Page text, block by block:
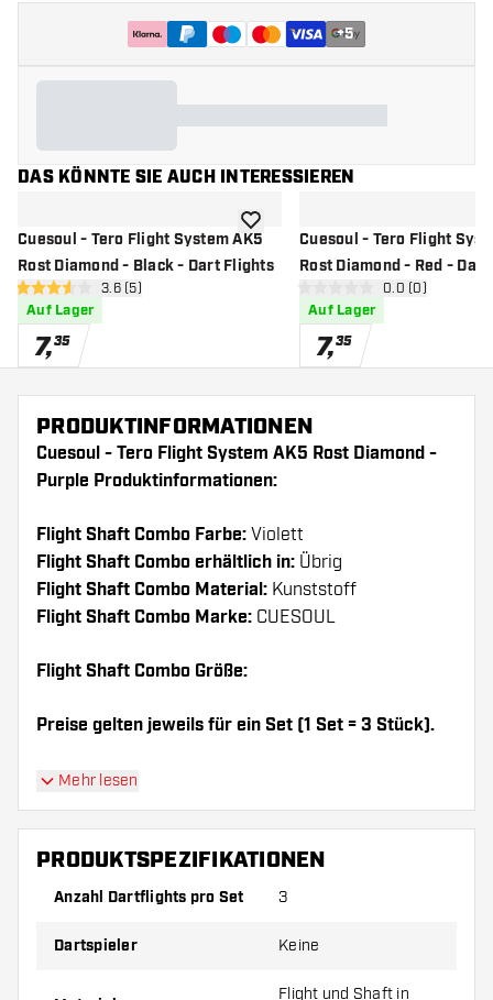
+5
DAS KÖNNTE SIE AUCH INTERESSIEREN
Cuesoul - Tero Flight System AK5
Rost Diamond - Black - Dart Flights
Bewertungsbereich öffnen
3.6 Bewertungssterne
3.6 (5)
Auf Lager
7,35
Zur Wunschliste hinzufügen
Cuesoul - Tero Flight
Rost Diamond - Red -
0 Bewertungssterne
0.0 (0)
Auf Lager
7,35
PRODUKTINFORMATIONEN
Cuesoul - Tero Flight System AK5 Rost Diamond -
Purple Produktinformationen:
Flight Shaft Combo Farbe: Violett
Flight Shaft Combo erhältlich in: Übrig
Flight Shaft Combo Material: Kunststoff
Flight Shaft Combo Marke: CUESOUL
Flight Shaft Combo Größe:
Preise gelten jeweils für ein Set (1 Set = 3 Stück).
Dartshopper Tipp!
Shafts. Diese können sich durch Gebrauch
abnutzen oder brechen.
Probieren Sie eine andere Form, ein anderes
Material oder eine andere Dicke der Flights aus,
Mehr lesen
PRODUKTSPEZIFIKATIONEN
Anzahl Dartflights pro Set 3
Dartspieler Keine
Flight und Shaft in